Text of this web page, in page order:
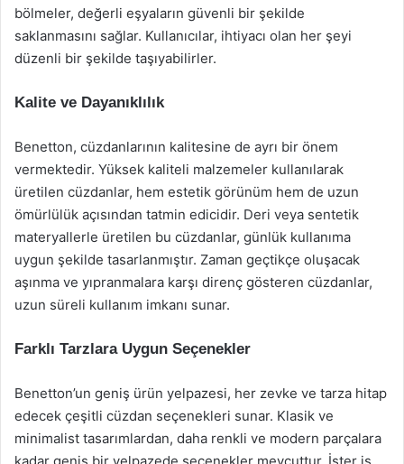
bölmeler, değerli eşyaların güvenli bir şekilde
saklanmasını sağlar. Kullanıcılar, ihtiyacı olan her şeyi
düzenli bir şekilde taşıyabilirler.
Kalite ve Dayanıklılık
Benetton, cüzdanlarının kalitesine de ayrı bir önem
vermektedir. Yüksek kaliteli malzemeler kullanılarak
üretilen cüzdanlar, hem estetik görünüm hem de uzun
ömürlülük açısından tatmin edicidir. Deri veya sentetik
materyallerle üretilen bu cüzdanlar, günlük kullanıma
uygun şekilde tasarlanmıştır. Zaman geçtikçe oluşacak
aşınma ve yıpranmalara karşı direnç gösteren cüzdanlar,
uzun süreli kullanım imkanı sunar.
Farklı Tarzlara Uygun Seçenekler
Benetton’un geniş ürün yelpazesi, her zevke ve tarza hitap
edecek çeşitli cüzdan seçenekleri sunar. Klasik ve
minimalist tasarımlardan, daha renkli ve modern parçalara